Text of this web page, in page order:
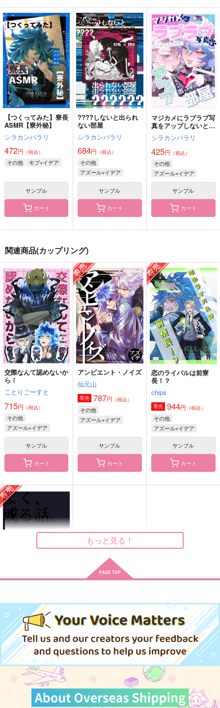
MELTY BITTER SWE
ET
国道695号
629円（税込）
イデア×アズール
サンプル
作品詳細
ぜんぶぼくの
E'toile.
787円（税込）
イデア×アズール
サンプル
作品詳細
SAMURAI MODE
空振りファンタズマ
630円（税込）
イデア×アズール
サンプル
作品詳細
あちちちぃ
1,337円（税込）
イデア×アズール
サンプル
作品詳細
ニコラシカ
858円（税込）
ケイト×イデア
サンプル
作品詳細
1,100円（税込）
イデア・シュラウド
サンプル
作品詳細
交際なんて認めないか
ら！
ことりごーすと
アズール×イデア
サンプル
作品詳細
トレイ・クローバーと
付き合ってはいけない
TIGERLILY
1,572円（税込）
イデア×アズール
よく、或る話。異る
話。
第一の瓶
（税込）
アズール×イデア
セロ
イデア×アズール
mixtureIDAZ
Neon Boy
629
イデア×アズール
【つくってみた】寮長
ASMR【寮外秘】
シラカンバラリ
472円 （税込）
その他 モブ×イデア
サンプル
カート
????しないと出られ
ない部屋
シラカンバラリ
684円 （税込）
その他
アズール×イデア
サンプル
カート
マジカメにラブラブ写
真をアップしないと出
られない部屋
シラカンバラリ
425円 （税込）
その他
アズール×イデア
サンプル
カート
関連商品(カップリング)
交際なんて認めないか
ら！
ことりごーすと
715円 （税込）
その他
アズール×イデア
サンプル
カート
アンビエント・ノイズ
仙元山
専売 787円 （税込）
その他
アズール×イデア
サンプル
カート
恋のライバルは前寮
長！？
chips
専売 944円 （税込）
その他
アズール×イデア
サンプル
カート
話。
第一の瓶
専売 787円（税込）
その他
アズール×イデア
サンプル
カート
もっと見る！